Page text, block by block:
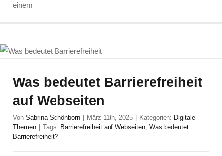
einem
Was bedeutet Barrierefreiheit
auf Webseiten
Von Sabrina Schönborn März 11th, 2025 Kategorien: Digitale
Themen
Tags: Barrierefreiheit auf Webseiten Was bedeutet
Barrierefreiheit?